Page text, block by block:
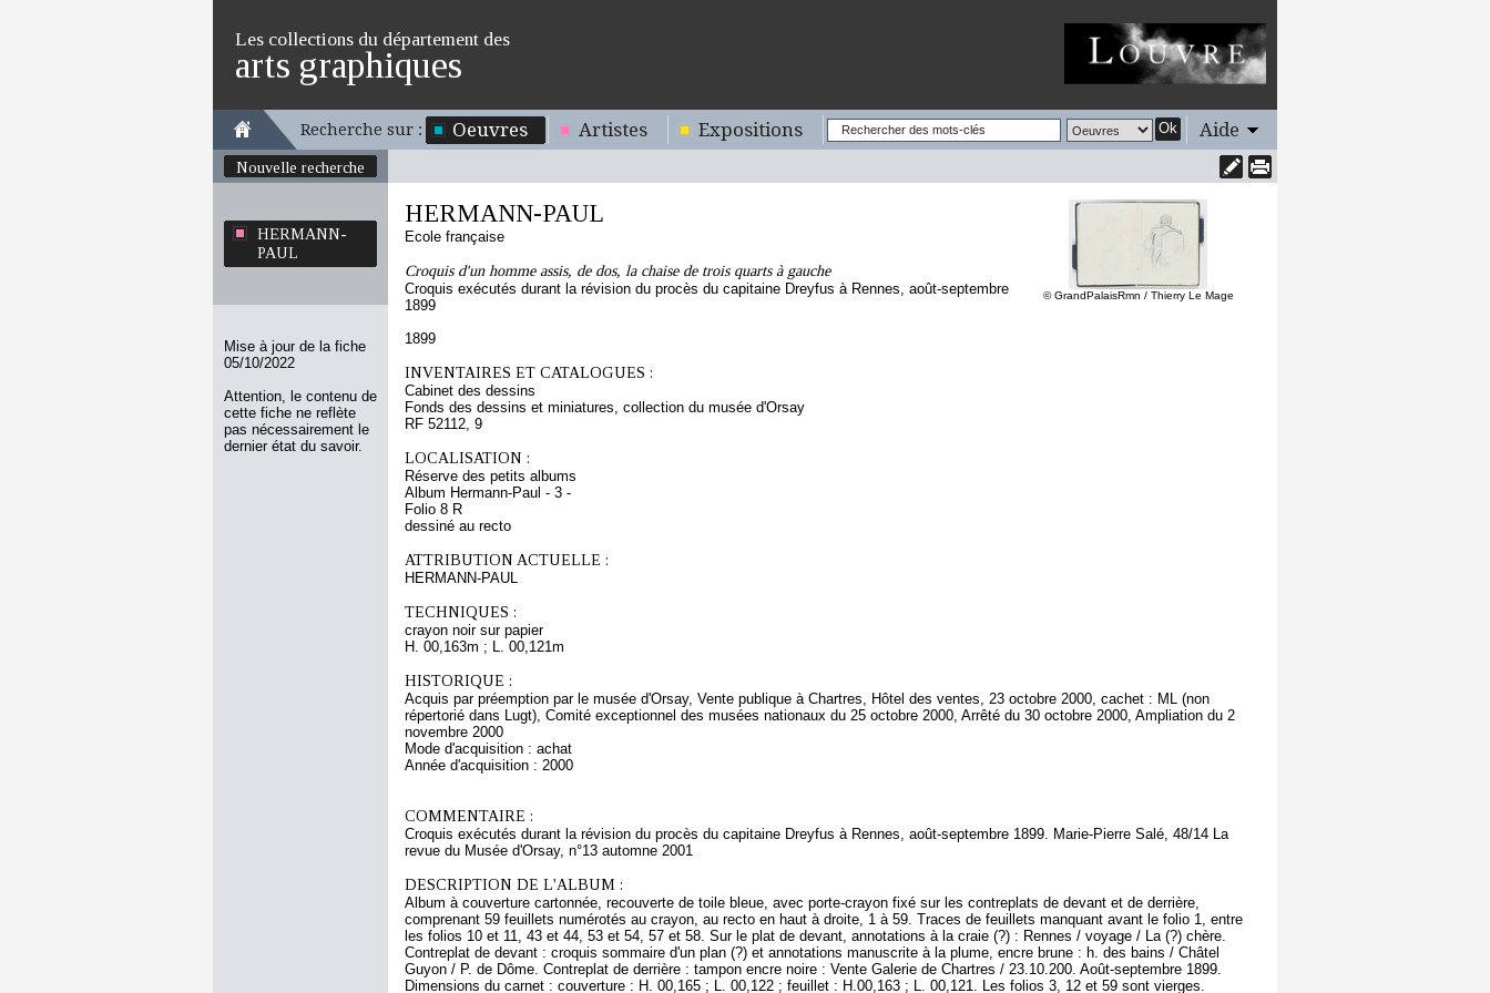
Les collections du département des
arts graphiques
Recherche sur : Oeuvres Artistes Expositions Ok Aide
Nouvelle recherche
HERMANN-
PAUL
Mise à jour de la fiche
05/10/2022
Attention, le contenu de
cette fiche ne reflète
pas nécessairement le
dernier état du savoir.
© GrandPalaisRmn / Thierry Le Mage
HERMANN-PAUL
Ecole française
Croquis d'un homme assis, de dos, la chaise de trois quarts à gauche
Croquis exécutés durant la révision du procès du capitaine Dreyfus à Rennes, août-septembre
1899
1899
INVENTAIRES ET CATALOGUES :
Cabinet des dessins
Fonds des dessins et miniatures, collection du musée d'Orsay
RF 52112, 9
LOCALISATION :
Réserve des petits albums
Album Hermann-Paul - 3 -
Folio 8 R
dessiné au recto
ATTRIBUTION ACTUELLE :
HERMANN-PAUL
TECHNIQUES :
crayon noir sur papier
H. 00,163m ; L. 00,121m
HISTORIQUE :
Acquis par préemption par le musée d'Orsay, Vente publique à Chartres, Hôtel des ventes, 23 octobre 2000, cachet : ML (non
répertorié dans Lugt), Comité exceptionnel des musées nationaux du 25 octobre 2000, Arrêté du 30 octobre 2000, Ampliation du 2
novembre 2000
Mode d'acquisition : achat
Année d'acquisition : 2000
COMMENTAIRE :
Croquis exécutés durant la révision du procès du capitaine Dreyfus à Rennes, août-septembre 1899. Marie-Pierre Salé, 48/14 La
revue du Musée d'Orsay, n°13 automne 2001
DESCRIPTION DE L'ALBUM :
Album à couverture cartonnée, recouverte de toile bleue, avec porte-crayon fixé sur les contreplats de devant et de derrière,
comprenant 59 feuillets numérotés au crayon, au recto en haut à droite, 1 à 59. Traces de feuillets manquant avant le folio 1, entre
les folios 10 et 11, 43 et 44, 53 et 54, 57 et 58. Sur le plat de devant, annotations à la craie (?) : Rennes / voyage / La (?) chère.
Contreplat de devant : croquis sommaire d'un plan (?) et annotations manuscrite à la plume, encre brune : h. des bains / Châtel
Guyon / P. de Dôme. Contreplat de derrière : tampon encre noire : Vente Galerie de Chartres / 23.10.200. Août-septembre 1899.
Dimensions du carnet : couverture : H. 00,165 ; L. 00,122 ; feuillet : H.00,163 ; L. 00,121. Les folios 3, 12 et 59 sont vierges.